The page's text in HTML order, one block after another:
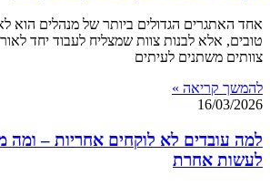
אחד האתגרים הגדולים ביותר של מנהלים הוא
טובים, אלא לבנות צוות שמצליח לעבוד יחד
צוותים משתנים לעיתים
להמשך קריאה »
16/03/2026
למה עובדים לא לוקחים אחריות – ומה
לעשות אחרת